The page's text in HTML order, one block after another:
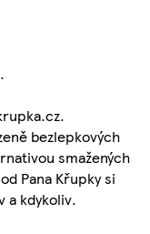
bezlepkových
smažených
Pana Křupky si
a kdykoliv.